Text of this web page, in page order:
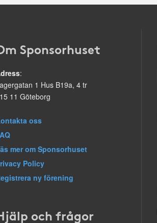
Sponsorhuset
:
1 Hus B19a, 4 tr
11 Göteborg
oss
mer om Sponsorhuset
Policy
ny förening
och frågor